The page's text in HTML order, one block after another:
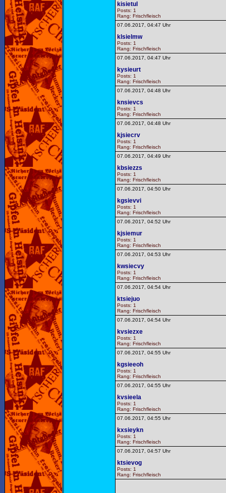
kisietul
Posts: 1
Rang: Frischfleisch
07.06.2017, 04:47 Uhr
klsielmw
Posts: 1
Rang: Frischfleisch
07.06.2017, 04:47 Uhr
kysieurt
Posts: 1
Rang: Frischfleisch
07.06.2017, 04:48 Uhr
knsievcs
Posts: 1
Rang: Frischfleisch
07.06.2017, 04:48 Uhr
kjsiecrv
Posts: 1
Rang: Frischfleisch
07.06.2017, 04:49 Uhr
kbsiezzs
Posts: 1
Rang: Frischfleisch
07.06.2017, 04:50 Uhr
kgsievvi
Posts: 1
Rang: Frischfleisch
07.06.2017, 04:52 Uhr
kjsiemur
Posts: 1
Rang: Frischfleisch
07.06.2017, 04:53 Uhr
kwsiecvy
Posts: 1
Rang: Frischfleisch
07.06.2017, 04:54 Uhr
ktsiejuo
Posts: 1
Rang: Frischfleisch
07.06.2017, 04:54 Uhr
kvsiezxe
Posts: 1
Rang: Frischfleisch
07.06.2017, 04:55 Uhr
kgsieeoh
Posts: 1
Rang: Frischfleisch
07.06.2017, 04:55 Uhr
kvsieela
Posts: 1
Rang: Frischfleisch
07.06.2017, 04:55 Uhr
kxsieykn
Posts: 1
Rang: Frischfleisch
07.06.2017, 04:57 Uhr
ktsievog
Posts: 1
Rang: Frischfleisch